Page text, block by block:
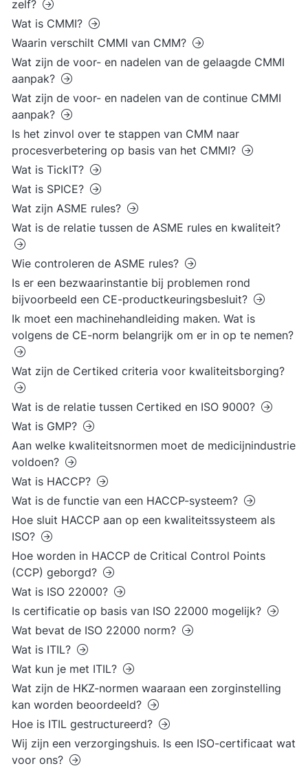
zelf?
Wat is CMMI?
Waarin verschilt CMMI van CMM?
Wat zijn de voor- en nadelen van de gelaagde CMMI
aanpak?
Wat zijn de voor- en nadelen van de continue CMMI
aanpak?
Is het zinvol over te stappen van CMM naar
procesverbetering op basis van het CMMI?
Wat is TickIT?
Wat is SPICE?
Wat zijn ASME rules?
Wat is de relatie tussen de ASME rules en kwaliteit?
Wie controleren de ASME rules?
Is er een bezwaarinstantie bij problemen rond
bijvoorbeeld een CE-productkeuringsbesluit?
Ik moet een machinehandleiding maken. Wat is
volgens de CE-norm belangrijk om er in op te nemen?
Wat zijn de Certiked criteria voor kwaliteitsborging?
Wat is de relatie tussen Certiked en ISO 9000?
Wat is GMP?
Aan welke kwaliteitsnormen moet de medicijnindustrie
voldoen?
Wat is HACCP?
Wat is de functie van een HACCP-systeem?
Hoe sluit HACCP aan op een kwaliteitssysteem als
ISO?
Hoe worden in HACCP de Critical Control Points
(CCP) geborgd?
Wat is ISO 22000?
Is certificatie op basis van ISO 22000 mogelijk?
Wat bevat de ISO 22000 norm?
Wat is ITIL?
Wat kun je met ITIL?
Wat zijn de HKZ-normen waaraan een zorginstelling
kan worden beoordeeld?
Hoe is ITIL gestructureerd?
Wij zijn een verzorgingshuis. Is een ISO-certificaat wat
voor ons?